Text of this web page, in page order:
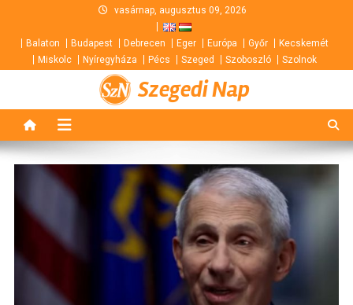
content
vasárnap, augusztus 09, 2026
Balaton Budapest Debrecen Eger Európa Győr
Kecskemét
Miskolc
Nyíregyháza Pécs Szeged Szoboszló Szolnok
Szegedi Nap